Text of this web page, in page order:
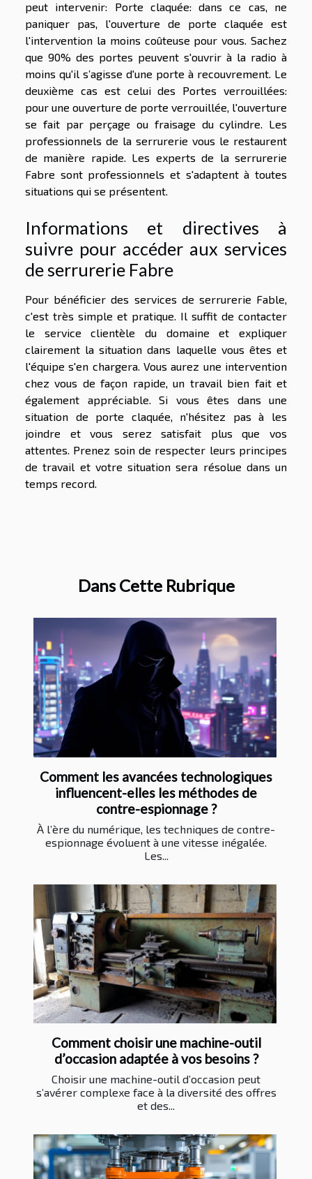
peut intervenir: Porte claquée: dans ce cas, ne
paniquer pas, l'ouverture de porte claquée est
l'intervention la moins coûteuse pour vous. Sachez
que 90% des portes peuvent s'ouvrir à la radio à
moins qu'il s’agisse d'une porte à recouvrement. Le
deuxième cas est celui des Portes verrouillées:
pour une ouverture de porte verrouillée, l'ouverture
se fait par perçage ou fraisage du cylindre. Les
professionnels de la serrurerie vous le restaurent
de manière rapide. Les experts de la serrurerie
Fabre sont professionnels et s'adaptent à toutes
situations qui se présentent.
Informations et directives à
suivre pour accéder aux services
de serrurerie Fabre
Pour bénéficier des services de serrurerie Fable,
c'est très simple et pratique. Il suffit de contacter
le service clientèle du domaine et expliquer
clairement la situation dans laquelle vous êtes et
l'équipe s'en chargera. Vous aurez une intervention
chez vous de façon rapide, un travail bien fait et
également appréciable. Si vous êtes dans une
situation de porte claquée, n'hésitez pas à les
joindre et vous serez satisfait plus que vos
attentes. Prenez soin de respecter leurs principes
de travail et votre situation sera résolue dans un
temps record.
Dans Cette Rubrique
Comment les avancées technologiques
influencent-elles les méthodes de
contre-espionnage ?
À l’ère du numérique, les techniques de contre-
espionnage évoluent à une vitesse inégalée.
Les...
Comment choisir une machine-outil
d’occasion adaptée à vos besoins ?
Choisir une machine-outil d’occasion peut
s’avérer complexe face à la diversité des offres
et des...